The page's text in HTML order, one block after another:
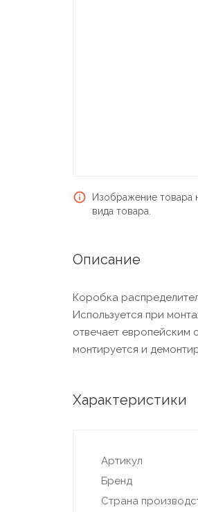
Изображение товара
вида товара.
Описание
Коробка
Используется при
отвечает европейским
монтируется и
Характеристики
Артикул
Бренд
Страна